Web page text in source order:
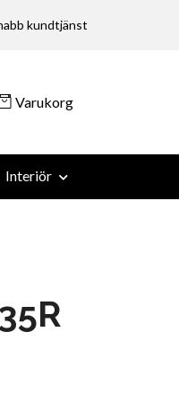
kundtjänst
Varukorg
Interiör